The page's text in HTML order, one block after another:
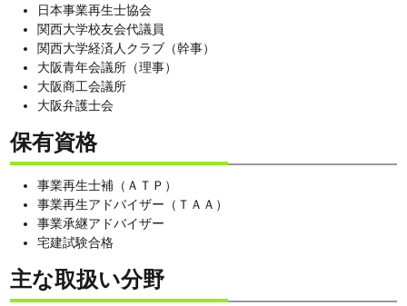
日本事業再生士協会
関西大学校友会代議員
関西大学経済人クラブ（幹事）
大阪青年会議所（理事）
大阪商工会議所
大阪弁護士会
保有資格
事業再生士補（ＡＴＰ）
事業再生アドバイザー（ＴＡＡ）
事業承継アドバイザー
宅建試験合格
主な取扱い分野